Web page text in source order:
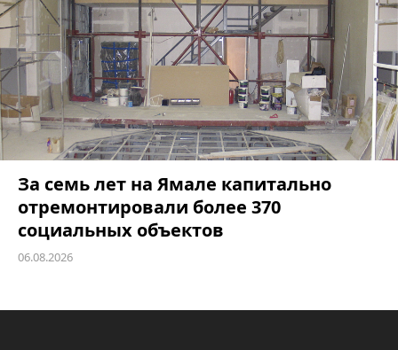
За семь лет на Ямале капитально
отремонтировали более 370
социальных объектов
06.08.2026